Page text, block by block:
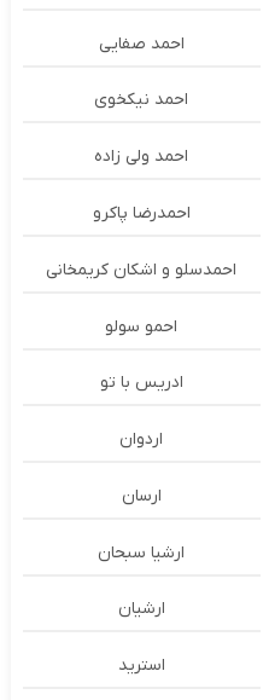
احمد صفایی
احمد نیکخوی
احمد ولی زاده
احمدرضا پاکرو
احمدسلو و اشکان کریمخانی
احمو سولو
ادریس با تو
اردوان
ارسان
ارشیا سبحان
ارشیان
استرید